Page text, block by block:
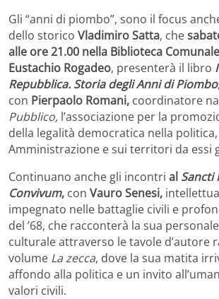
Gli “anni di piombo”, sono il focus
dello storico Vladimiro Satta, che
alle ore 21.00 nella Biblioteca
Eustachio Rogadeo, presenterà il libro
Repubblica. Storia degli Anni di Piombo
con Pierpaolo Romani, coordinatore
Pubblico, l’associazione per la
della legalità democratica nella
Amministrazione e sui territori da essi
Continuano anche gli incontri al Sancti
Convivum, con Vauro Senesi,
impegnato nelle battaglie civili e
del ’68, che racconterà la sua
culturale attraverso le tavole d’autore
volume La zecca, dove la sua matita
affondo alla politica e un invito
valori civili.